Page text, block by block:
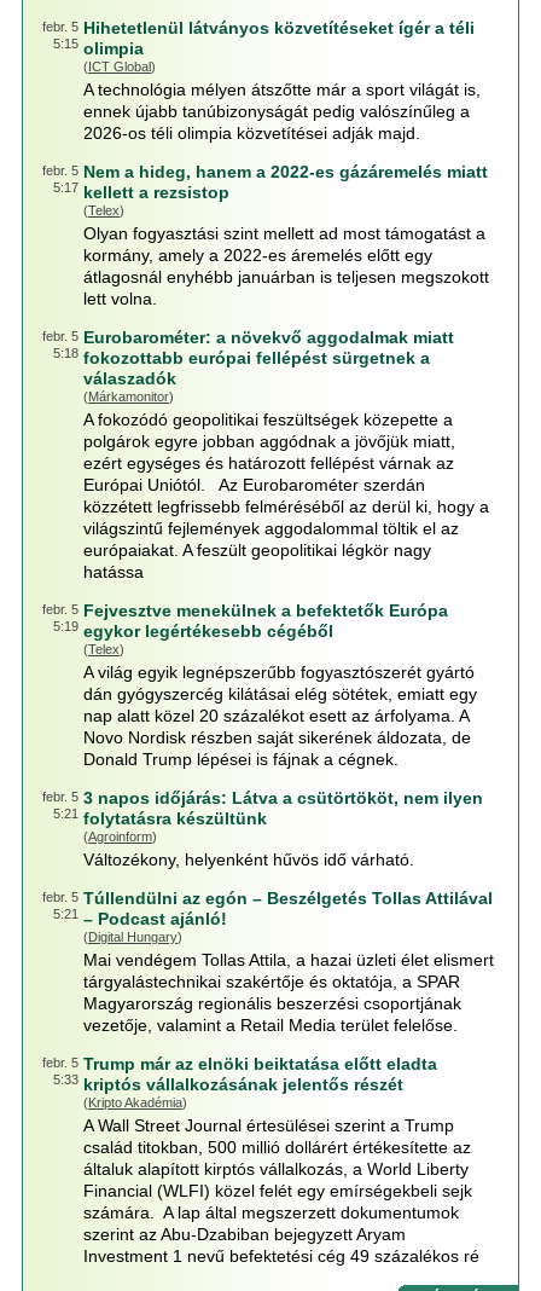
febr. 5
5:15
Hihetetlenül látványos közvetítéseket ígér a téli
olimpia
(ICT Global)
A technológia mélyen átszőtte már a sport világát is,
ennek újabb tanúbizonyságát pedig valószínűleg a
2026-os téli olimpia közvetítései adják majd.
febr. 5
5:17
Nem a hideg, hanem a 2022-es gázáremelés miatt
kellett a rezsistop
(Telex)
Olyan fogyasztási szint mellett ad most támogatást a
kormány, amely a 2022-es áremelés előtt egy
átlagosnál enyhébb januárban is teljesen megszokott
lett volna.
febr. 5
5:18
Eurobarométer: a növekvő aggodalmak miatt
fokozottabb európai fellépést sürgetnek a
válaszadók
(Márkamonitor)
A fokozódó geopolitikai feszültségek közepette a
polgárok egyre jobban aggódnak a jövőjük miatt,
ezért egységes és határozott fellépést várnak az
Európai Uniótól. Az Eurobarométer szerdán
közzétett legfrissebb felméréséből az derül ki, hogy a
világszintű fejlemények aggodalommal töltik el az
európaiakat. A feszült geopolitikai légkör nagy
hatássa
febr. 5
5:19
Fejvesztve menekülnek a befektetők Európa
egykor legértékesebb cégéből
(Telex)
A világ egyik legnépszerűbb fogyasztószerét gyártó
dán gyógyszercég kilátásai elég sötétek, emiatt egy
nap alatt közel 20 százalékot esett az árfolyama. A
Novo Nordisk részben saját sikerének áldozata, de
Donald Trump lépései is fájnak a cégnek.
febr. 5
5:21
3 napos időjárás: Látva a csütörtököt, nem ilyen
folytatásra készültünk
(Agroinform)
Változékony, helyenként hűvös idő várható.
febr. 5
5:21
Túllendülni az egón – Beszélgetés Tollas Attilával
– Podcast ajánló!
(Digital Hungary)
Mai vendégem Tollas Attila, a hazai üzleti élet elismert
tárgyalástechnikai szakértője és oktatója, a SPAR
Magyarország regionális beszerzési csoportjának
vezetője, valamint a Retail Media terület felelőse.
febr. 5
5:33
Trump már az elnöki beiktatása előtt eladta
kriptós vállalkozásának jelentős részét
(Kripto Akadémia)
A Wall Street Journal értesülései szerint a Trump
család titokban, 500 millió dollárért értékesítette az
általuk alapított kirptós vállalkozás, a World Liberty
Financial (WLFI) közel felét egy emírségekbeli sejk
számára. A lap által megszerzett dokumentumok
szerint az Abu-Dzabiban bejegyzett Aryam
Investment 1 nevű befektetési cég 49 százalékos ré